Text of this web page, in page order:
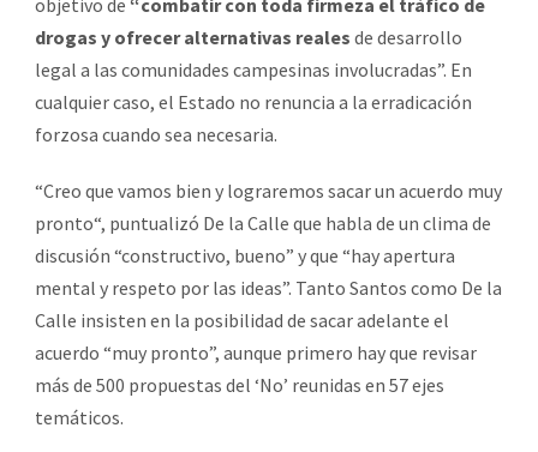
drogas y ofrecer alternativas reales de desarrollo
legal a las comunidades campesinas involucradas”. En
cualquier caso, el Estado no renuncia a la erradicación
forzosa cuando sea necesaria.
“Creo que vamos bien y lograremos sacar un acuerdo muy
pronto“, puntualizó De la Calle que habla de un clima de
discusión “constructivo, bueno” y que “hay apertura
mental y respeto por las ideas”. Tanto Santos como De la
Calle insisten en la posibilidad de sacar adelante el
acuerdo “muy pronto”, aunque primero hay que revisar
más de 500 propuestas del ‘No’ reunidas en 57 ejes
temáticos.